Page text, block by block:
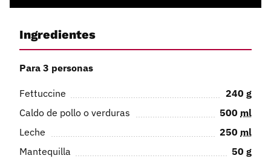
Ingredientes
Para 3 personas
Fettuccine 240 g
Caldo de pollo o verduras
500 ml
Leche
250 ml
Mantequilla
50 g